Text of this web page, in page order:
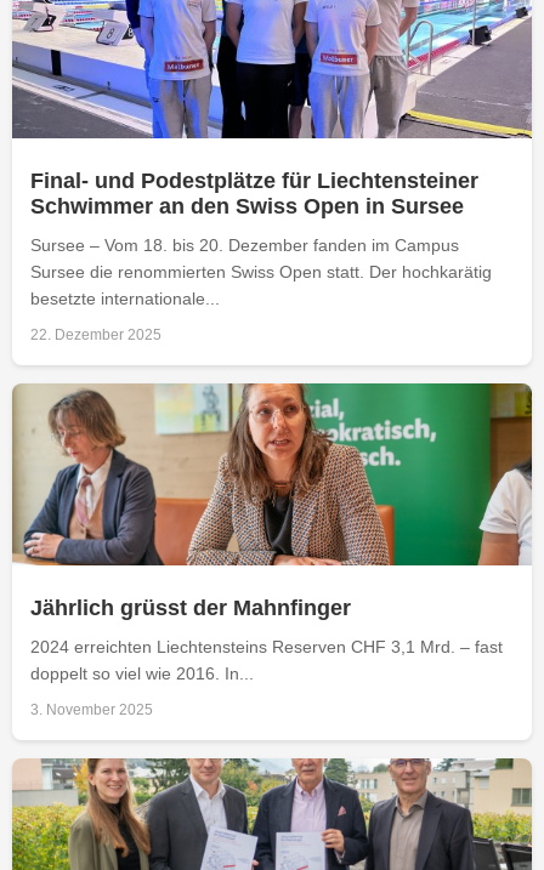
Final- und Podestplätze für Liechtensteiner
Schwimmer an den Swiss Open in Sursee
Sursee – Vom 18. bis 20. Dezember fanden im Campus
Sursee die renommierten Swiss Open statt. Der hochkarätig
besetzte internationale...
22. Dezember 2025
Jährlich grüsst der Mahnfinger
2024 erreichten Liechtensteins Reserven CHF 3,1 Mrd. – fast
doppelt so viel wie 2016. In...
3. November 2025